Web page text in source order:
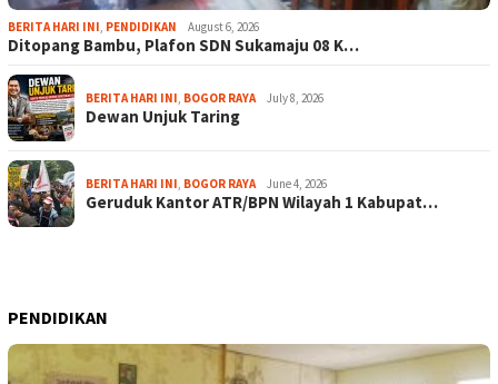
BERITA HARI INI, PENDIDIKAN August 6, 2026
Ditopang Bambu, Plafon SDN Sukamaju 08 K…
BERITA HARI INI, BOGOR RAYA July 8, 2026
Dewan Unjuk Taring
BERITA HARI INI, BOGOR RAYA June 4, 2026
Geruduk Kantor ATR/BPN Wilayah 1 Kabupat…
PENDIDIKAN